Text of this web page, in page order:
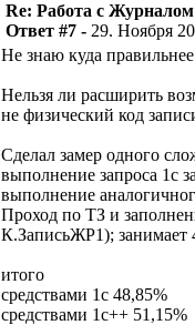
Re: Работа с Журналом
Ответ #7 - 29. Ноября
Не знаю куда правильнее
Нельзя ли расширить
не физический код
Сделал замер одного
выполнение запроса 1с
выполнение
Проход по ТЗ и
К.ЗаписьЖР1); занимает
итого
средствами 1с 48,85%
средствами 1с++ 51,15%